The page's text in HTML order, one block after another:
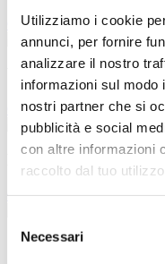
Utilizziamo i cookie
annunci, per fornire
analizzare il nostro
informazioni sul
nostri partner che si
pubblicità e social
con altre informazioni
raccolto dal tuo
delNecessari
Guarda la gallery
Villa Unifamiliare in
Guarda la gallery
Federazione
Guarda la gallery
CASA INTRA